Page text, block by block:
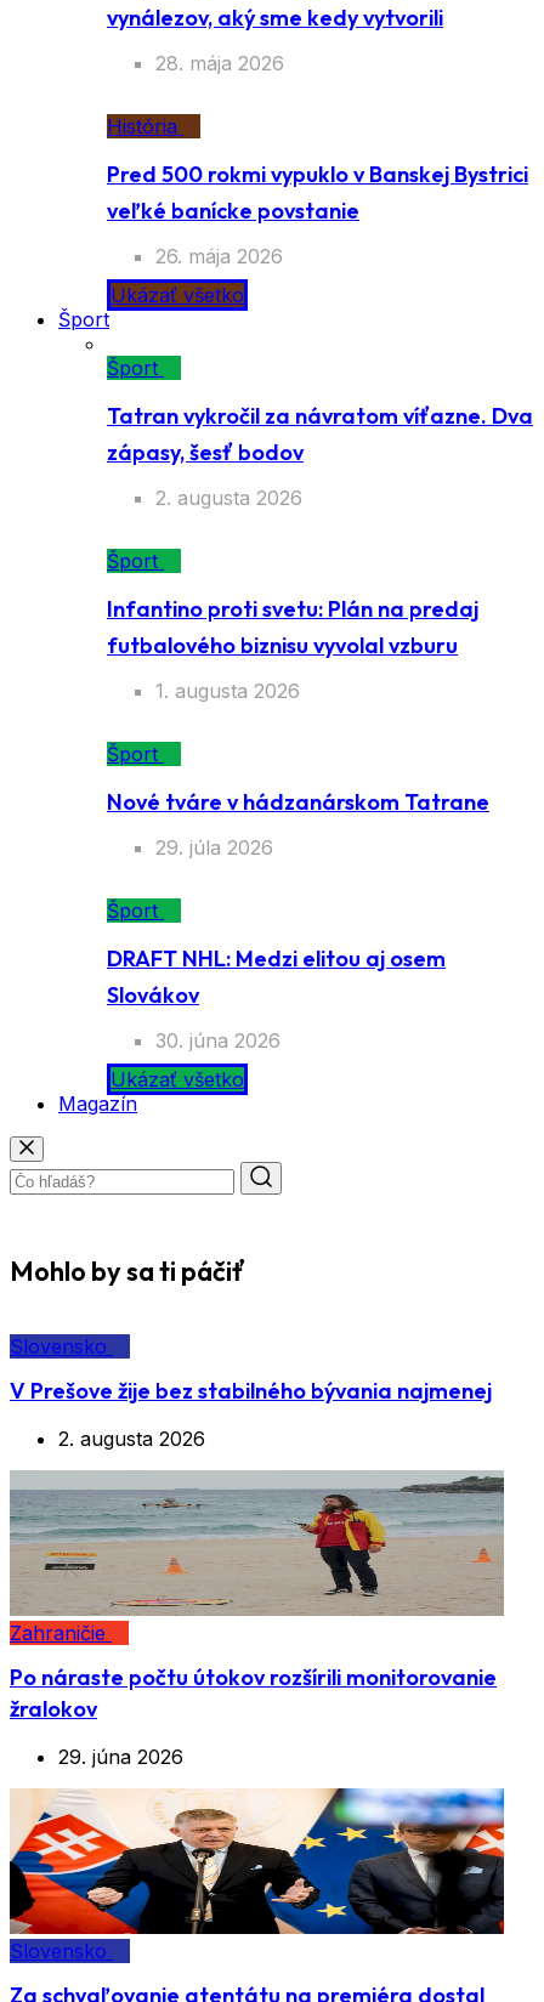
vynálezov, aký sme kedy vytvorili
28. mája 2026
História
Pred 500 rokmi vypuklo v Banskej Bystrici
veľké banícke povstanie
26. mája 2026
Ukázať všetko
Šport
Šport
Tatran vykročil za návratom víťazne. Dva
zápasy, šesť bodov
2. augusta 2026
Šport
Infantino proti svetu: Plán na predaj
futbalového biznisu vyvolal vzburu
1. augusta 2026
Šport
Nové tváre v hádzanárskom Tatrane
29. júla 2026
Šport
DRAFT NHL: Medzi elitou aj osem
Slovákov
30. júna 2026
Ukázať všetko
Magazín
Mohlo by sa ti páčiť
Slovensko
V Prešove žije bez stabilného bývania najmenej
2. augusta 2026
Zahraničie
Po náraste počtu útokov rozšírili monitorovanie
žralokov
29. júna 2026
Slovensko
Za schvaľovanie atentátu na premiéra dostal